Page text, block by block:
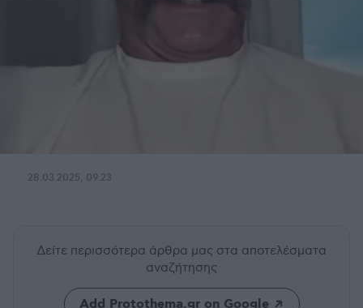
28.03.2025, 09:23
Δείτε περισσότερα άρθρα μας στα αποτελέσματα
αναζήτησης
Add Protothema.gr on Google